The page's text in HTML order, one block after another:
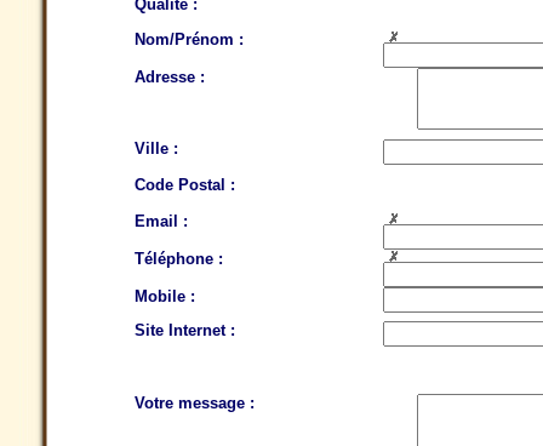
Qualité :
Nom/Prénom :
Adresse :
Ville :
Code Postal :
Email :
Téléphone :
Mobile :
Site Internet :
Votre message :